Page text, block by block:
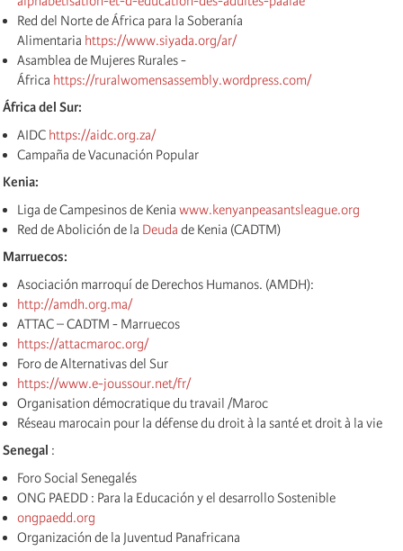
Red del Norte de África para la Soberanía
Alimentaria https://www.siyada.org/ar/
Asamblea de Mujeres Rurales -
África https://ruralwomensassembly.wordpress.com/
África del Sur:
AIDC https://aidc.org.za/
Campaña de Vacunación Popular
Kenia:
Liga de Campesinos de Kenia www.kenyanpeasantsleague.org
Red de Abolición de la Deuda de Kenia (CADTM)
Marruecos:
Asociación marroquí de Derechos Humanos. (AMDH):
http://amdh.org.ma/
ATTAC – CADTM - Marruecos
https://attacmaroc.org/
Foro de Alternativas del Sur
https://www.e-joussour.net/fr/
Organisation démocratique du travail /Maroc
Réseau marocain pour la défense du droit à la santé et droit à la vie
Senegal :
Foro Social Senegalés
ONG PAEDD : Para la Educación y el desarrollo Sostenible
ongpaedd.org
Organización de la Juventud Panafricana